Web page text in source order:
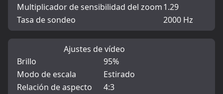
Multiplicador de sensibilidad del zoom1.29
Tasa de sondeo
2000 Hz
Ajustes de vídeo
Brillo
95%
Modo de escala
Estirado
Relación de aspecto
4:3